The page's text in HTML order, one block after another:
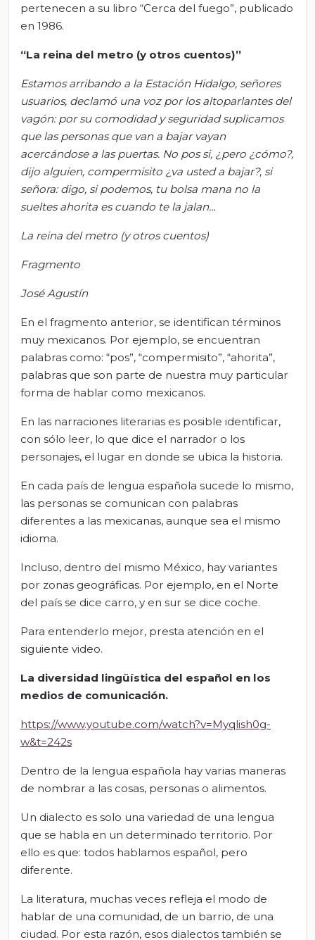
pertenecen a su libro “Cerca del fuego”, publicado
en 1986.
“La reina del metro (y otros cuentos)”
Estamos arribando a la Estación Hidalgo, señores
usuarios, declamó una voz por los altoparlantes del
vagón: por su comodidad y seguridad suplicamos
que las personas que van a bajar vayan
acercándose a las puertas. No pos si, ¿pero ¿cómo?,
dijo alguien, compermisito ¿va usted a bajar?, si
señora: digo, si podemos, tu bolsa mana no la
sueltesahorita es cuando te la jalan…
La reina del metro (y otros cuentos)
Fragmento
José Agustín
En el fragmento anterior, se identifican términos
muy mexicanos. Por ejemplo, se encuentran
palabras como: “pos”, “compermisito”, “ahorita”,
palabras que son parte de nuestra muy particular
forma de hablar como mexicanos.
En las narraciones literarias es posible identificar,
con sólo leer, lo que dice el narrador o los
personajes, el lugar en donde se ubica la historia.
En cada país de lengua española sucede lo mismo,
las personas se comunican con palabras
diferentes a las mexicanas, aunque sea el mismo
idioma.
Incluso, dentro del mismo México, hay variantes
por zonas geográficas. Por ejemplo, en el Norte
del país se dice carro, y en sur se dice coche.
Para entenderlo mejor, presta atención en el
siguiente video.
La diversidad lingüística del español en los
medios de comunicación.
https://www.youtube.com/watch?v=Myqlish0g-
w&t=242s
Dentro de la lengua española hay varias maneras
de nombrar a las cosas, personas o alimentos.
Un dialecto es solo una variedad de una lengua
que se habla en un determinado territorio. Por
ello es que: todos hablamos español, pero
diferente.
La literatura, muchas veces refleja el modo de
hablar de una comunidad, de un barrio, de una
ciudad. Por esta razón, esos dialectos también se